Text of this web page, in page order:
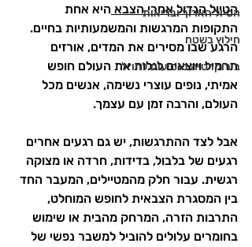
הטיול הארוך ובריאות
חילוץ בשטח
בירוקרטיה בנסיעות לחו״ל
הטיול הגדול אחרי הצבא היא אחת
התקופות המרגשות והמשמעותיות בחיים.
הרגע שבו מסירים את המדים, אורזים
תרמיל ויוצאים לגלות את העולם חופש
אמיתי, נופים עוצרי נשימה, אנשים מכל
העולם, והרבה זמן עם עצמך.
אבל לצד ההתרגשות, יש גם רגעים אחרים
רגעים של בלבול, בדידות, חרדה או מצוקה
רגשית. עבור חלק מהמטיילים, המעבר החד
בין המסגרת הצבאית לחופש המוחלט,
התרבות הזרה, המרחק מהבית או שימוש
בחומרים עלולים להוביל למשבר נפשי של